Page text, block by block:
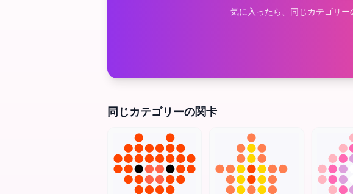
気に入ったら、同じカテゴリー
同じカテゴリーの関卡